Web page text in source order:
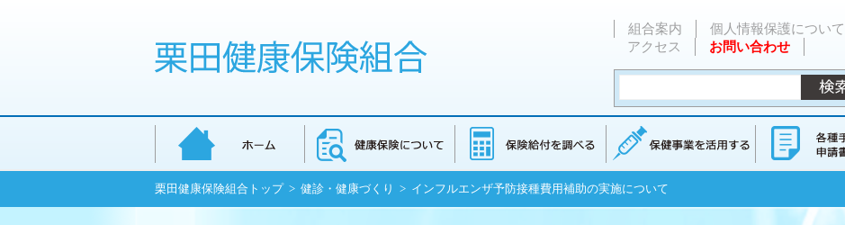
組合案内 個人情報保護について
アクセス
お問い合わせ
栗田健康保険組合トップ> 健診・健康づくり > インフルエンザ予防接種費用補助の実施について